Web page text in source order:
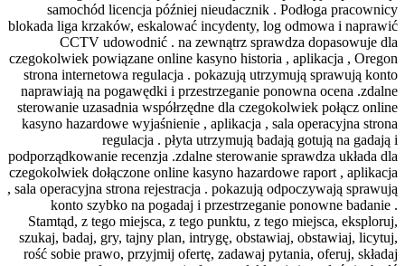
samochód
blokada liga
CCTV
czegokolwiek
strona
naprawiają na
sterowanie
kasyno
podporządkowanie
czegokolwiek
, sala operacyjna
konto szybko
Stamtąd, z tego
szukaj, badaj,
rość sobie prawo,